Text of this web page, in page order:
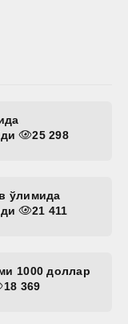
25 298
ўлимида
21 411
1000 доллар
18 369